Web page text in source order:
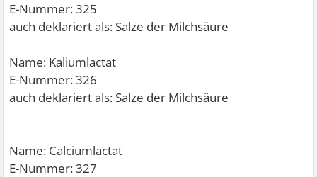
E-Nummer: 325
auch deklariert als: Salze der Milchsäure
Name: Kaliumlactat
E-Nummer: 326
auch deklariert als: Salze der Milchsäure
Name: Calciumlactat
E-Nummer: 327